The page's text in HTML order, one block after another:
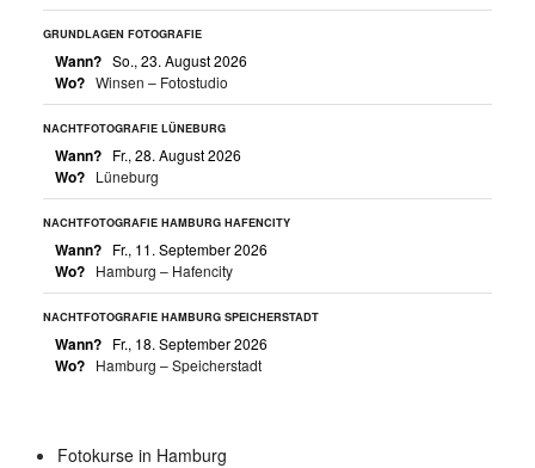
GRUNDLAGEN FOTOGRAFIE
Wann? So., 23. August 2026
Wo? Winsen – Fotostudio
NACHTFOTOGRAFIE LÜNEBURG
Wann? Fr., 28. August 2026
Wo? Lüneburg
NACHTFOTOGRAFIE HAMBURG HAFENCITY
Wann? Fr., 11. September 2026
Wo? Hamburg – Hafencity
NACHTFOTOGRAFIE HAMBURG SPEICHERSTADT
Wann? Fr., 18. September 2026
Wo? Hamburg – Speicherstadt
Fotokurse in Hamburg